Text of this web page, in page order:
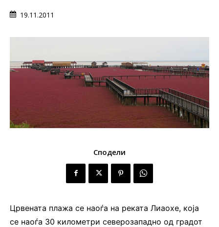
19.11.2011
Сподели
Црвената плажа се наоѓа на реката Лиаохе, која
се наоѓа 30 километри северозападно од градот